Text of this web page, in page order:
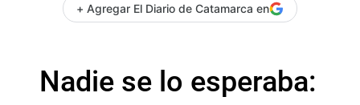
+ Agregar El Diario de Catamarca en
Nadie se lo esperaba: